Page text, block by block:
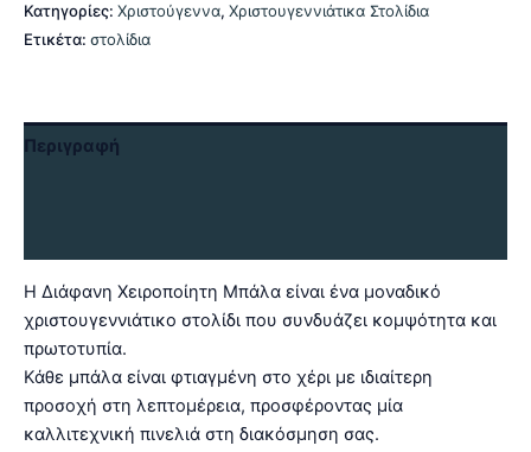
Κατηγορίες: Χριστούγεννα, Χριστουγεννιάτικα Στολίδια
Ετικέτα: στολίδια
Περιγραφή
Η Διάφανη Χειροποίητη Μπάλα είναι ένα μοναδικό
χριστουγεννιάτικο στολίδι που συνδυάζει κομψότητα και
πρωτοτυπία.
Κάθε μπάλα είναι φτιαγμένη στο χέρι με ιδιαίτερη
προσοχή στη λεπτομέρεια, προσφέροντας μία
καλλιτεχνική πινελιά στη διακόσμηση σας.